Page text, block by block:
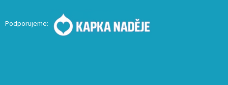
Podporujeme: